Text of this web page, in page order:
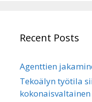
Recent Posts
Agenttien
Tekoälyn työtila